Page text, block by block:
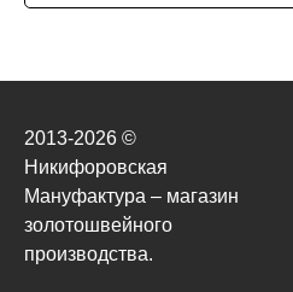
2013-2026 ©
Никифоровская
Мануфактура – магазин
золотошвейного
производства.